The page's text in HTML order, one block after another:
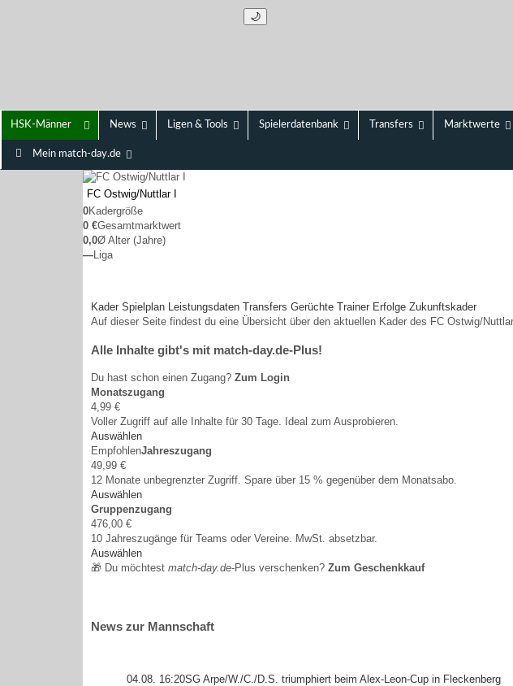
🌙
HSK-Männer News Ligen & Tools Spielerdatenbank Transfers Marktwerte
Mein match-day.de
FC Ostwig/Nuttlar I
0Kadergröße
0 €Gesamtmarktwert
0,0Ø Alter (Jahre)
—Liga
Kader Spielplan Leistungsdaten Transfers Gerüchte Trainer Erfolge Zukunftskader
Auf dieser Seite findest du eine Übersicht über den aktuellen Kader des FC Ostwig/
Alle Inhalte gibt's mit match-day.de-Plus!
Du hast schon einen Zugang?Zum Login
Monatszugang
4,99 €
Voller Zugriff auf alle Inhalte für 30 Tage. Ideal zum Ausprobieren.
Auswählen
EmpfohlenJahreszugang
49,99 €
12 Monate unbegrenzter Zugriff. Spare über 15 % gegenüber dem Monatsabo.
Auswählen
Gruppenzugang
476,00 €
10 Jahreszugänge für Teams oder Vereine. MwSt. absetzbar.
Auswählen
🎁 Du möchtestmatch-day.de-Plus verschenken?Zum Geschenkkauf
News zur Mannschaft
04.08. 16:20SG Arpe/W./C./D.S. triumphiert beim Alex-Leon-Cup in Fleckenberg